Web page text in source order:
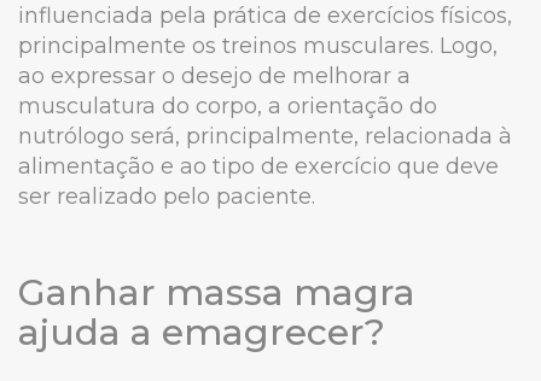
influenciada pela prática de exercícios físicos,
principalmente os treinos musculares. Logo,
ao expressar o desejo de melhorar a
musculatura do corpo, a orientação do
nutrólogo será, principalmente, relacionada à
alimentação e ao tipo de exercício que deve
ser realizado pelo paciente.
Ganhar massa magra
ajuda a emagrecer?